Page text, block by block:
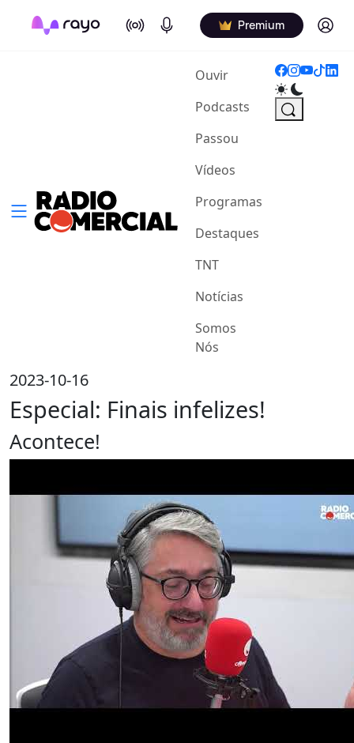
On Air Podcasts Premium Log in
Ouvir(current)
Podcasts
Passou
Vídeos
Programas
Destaques
TNT
Notícias
Somos
Nós
2023-10-16
Especial: Finais infelizes!
Acontece!